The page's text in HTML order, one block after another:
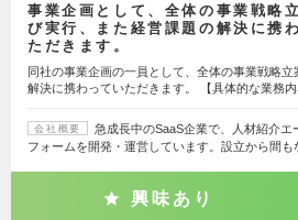
事業企画として、全体の事業戦略
び実行、また経営課題の解決に携
ただきます。
同社の事業企画の一員として、全体の事業戦略
解決に携わっていただきます。 【具体的な業務
会社概要
急成長中のSaaS企業で、人材紹介エ
フォームを開発・運営しています。設立から間も
興味あり